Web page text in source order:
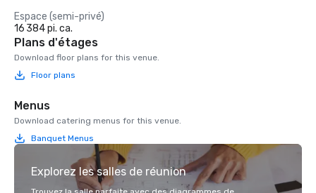
Espace (semi-privé)
16 384 pi. ca.
Plans d'étages
Download floor plans for this venue.
Floor plans
Menus
Download catering menus for this venue.
Banquet Menus
Explorez les salles de réunion